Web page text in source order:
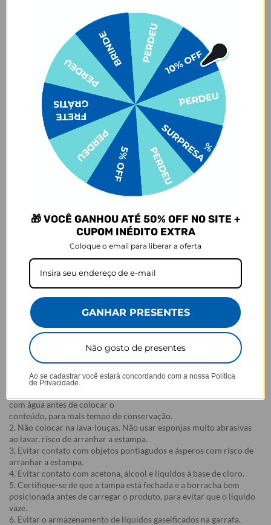
Garrafa Magsafe – Tecnologia, estilo e praticidade no seu ritmo. ✨
Muito mais que uma garrafa térmica, a Magsafe foi pensada para
acompanhar todos os momentos do seu dia com funcionalidade e
personalidade. Seu grande diferencial está na tampa com suporte
magnético ajustável, perfeita para posicionar seu celular com
segurança enquanto você grava treinos, participa de chamadas de
vídeo ou registra memórias com quem você ama.
Com um design moderno e acabamento premium, ela alia
durabilidade com estilo. Personalize com a estampa que mais
combina com você e mantenha sua bebida favorita sempre na
temperatura ideal – seja água gelada no pós-treino ou um suco
refrescante no meio da rotina.
Garrafa Magsafe: seu lifestyle, na palma da mão.
Tampa com função magnética
24 horas com gelo
Parede dupla isolada a vácuo
Corpo e base em Aço inoxidável 304 (aço inoxidável 18/8)
Medidas:
Altura: 27,2 cm (incluindo altura da tampa)
Diâmetro: 7,82 cm
Peso líquido da garrafa: 430g
Capacidade: 750ml
Instruções de lavagem / cuidado:
1. Não colocar o produto na geladeira ou no congelador, isso pode
com água antes de colocar o
conteúdo, para mais tempo de conservação.
2. Não colocar na lava-louças. Não usar esponjas muito abrasivas
ao lavar, risco de arranhar a estampa.
3. Evitar contato com objetos pontiagudos e ásperos com risco de
arranhar a estampa.
4. Evitar contato com acetona, álcool e líquidos à base de cloro.
5. Certifique-se de que a tampa está fechada e a borracha bem
posicionada antes de carregar o produto, para evitar que o líquido
vaze.
6. Evitar o armazenamento de líquidos gaseificados na garrafa.
🎁 VOCÊ GANHOU ATÉ 50% OFF NO SITE +
CUPOM INÉDITO EXTRA
Coloque o email para liberar a oferta
GANHAR PRESENTES
Não gosto de presentes
Ao se cadastrar você estará concordando com a nossa Política
de Privacidade.